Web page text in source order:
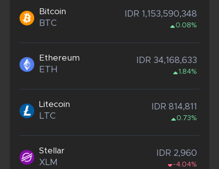
Bitcoin
BTC
IDR 1,153,590,348
0.08%
Ethereum
ETH
IDR 34,168,633
1.84%
Litecoin
LTC
IDR 814,811
0.73%
Stellar
XLM
IDR 2,960
-4.04%